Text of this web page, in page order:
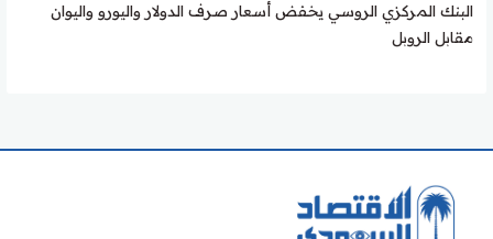
البنك المركزي الروسي يخفض أسعار صرف الدولار واليورو واليوان
مقابل الروبل